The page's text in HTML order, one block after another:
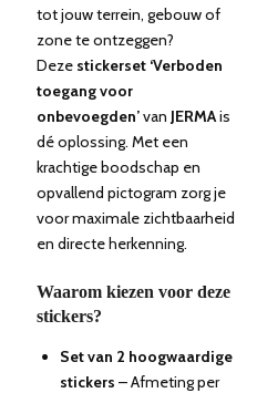
tot jouw terrein, gebouw of
zone te ontzeggen?
Deze stickerset ‘Verboden
toegang voor
onbevoegden’van JERMAis
dé oplossing. Met een
krachtige boodschap en
opvallend pictogram zorg je
voor maximale zichtbaarheid
en directe herkenning.
Waarom kiezen voor deze
stickers?
Set van 2 hoogwaardige
stickers – Afmeting per